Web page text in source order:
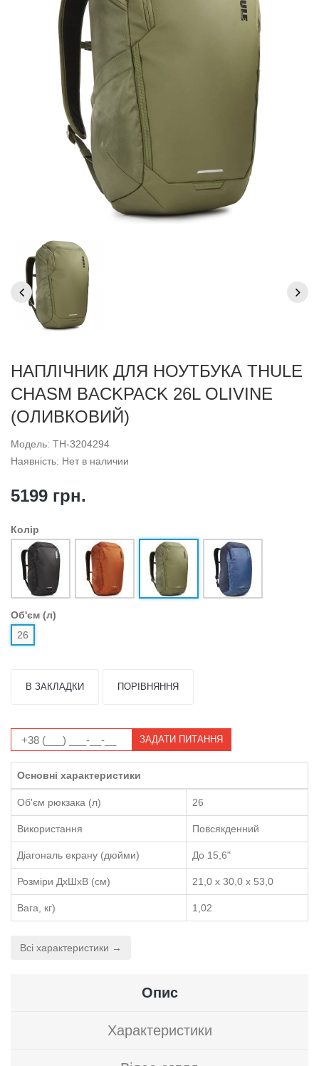
НАПЛІЧНИК ДЛЯ НОУТБУКА THULE
CHASM BACKPACK 26L OLIVINE
(ОЛИВКОВИЙ)
Модель: TH-3204294
Наявність: Нет в наличии
5199 грн.
Колір
Об'єм (л)
26
В ЗАКЛАДКИ ПОРІВНЯННЯ
ЗАДАТИ ПИТАННЯ
Основні характеристики
Об'єм рюкзака (л) 26
Використання Повсякденний
Діагональ екрану (дюйми) До 15,6"
Розміри ДхШхВ (см) 21,0 x 30,0 x 53,0
Вага, кг) 1,02
Всі характеристики →
Опис
Характеристики